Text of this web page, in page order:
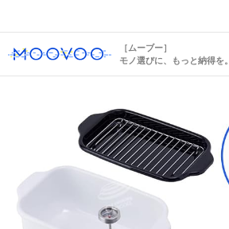
［ムーブー］
モノ選びに、もっと納得を。